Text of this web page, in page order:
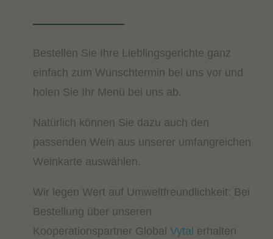
Bestellen Sie Ihre Lieblingsgerichte ganz
einfach zum Wunschtermin bei uns vor und
holen Sie Ihr Menü bei uns ab.
Natürlich können Sie dazu auch den
passenden Wein aus unserer umfangreichen
Weinkarte auswählen.
Wir legen Wert auf Umweltfreundlichkeit: Bei
Bestellung über unseren
Kooperationspartner Global Vytal erhalten